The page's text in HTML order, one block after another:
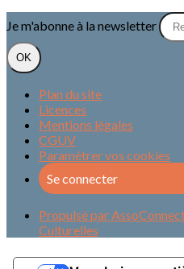
Je m'abonne à la newsletter
OK
Plan du site
Licences
Mentions légales
CGUV
Paramétrer vos cookies
Se connecter
Propulsé par
Culturelles